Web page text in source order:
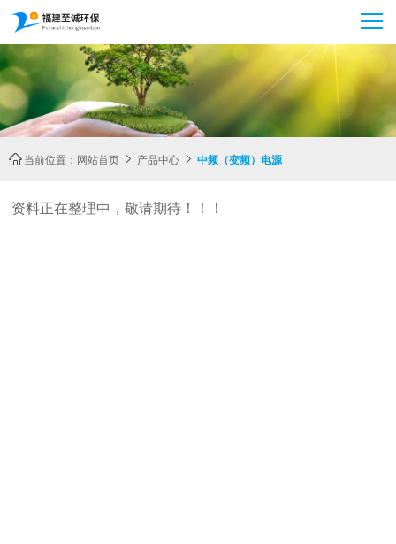
当前位置： 网站首页  产品中心  中频（变频）电源
资料正在整理中，敬请期待！！！